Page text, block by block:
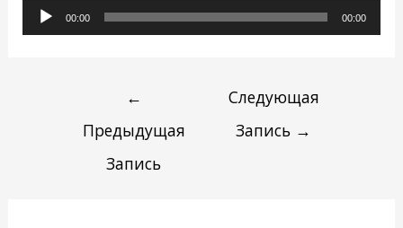
Аудиоплеер
00:00 00:00
←
Предыдущая
Запись
Следующая
Запись →